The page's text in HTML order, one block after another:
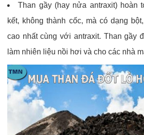
Than gầy (hay nửa antraxit) hoàn
kết, không thành cốc, mà có dạng
cao nhất cùng với antraxit. Than gầy
làm nhiên liệu nồi hơi và cho các nhà